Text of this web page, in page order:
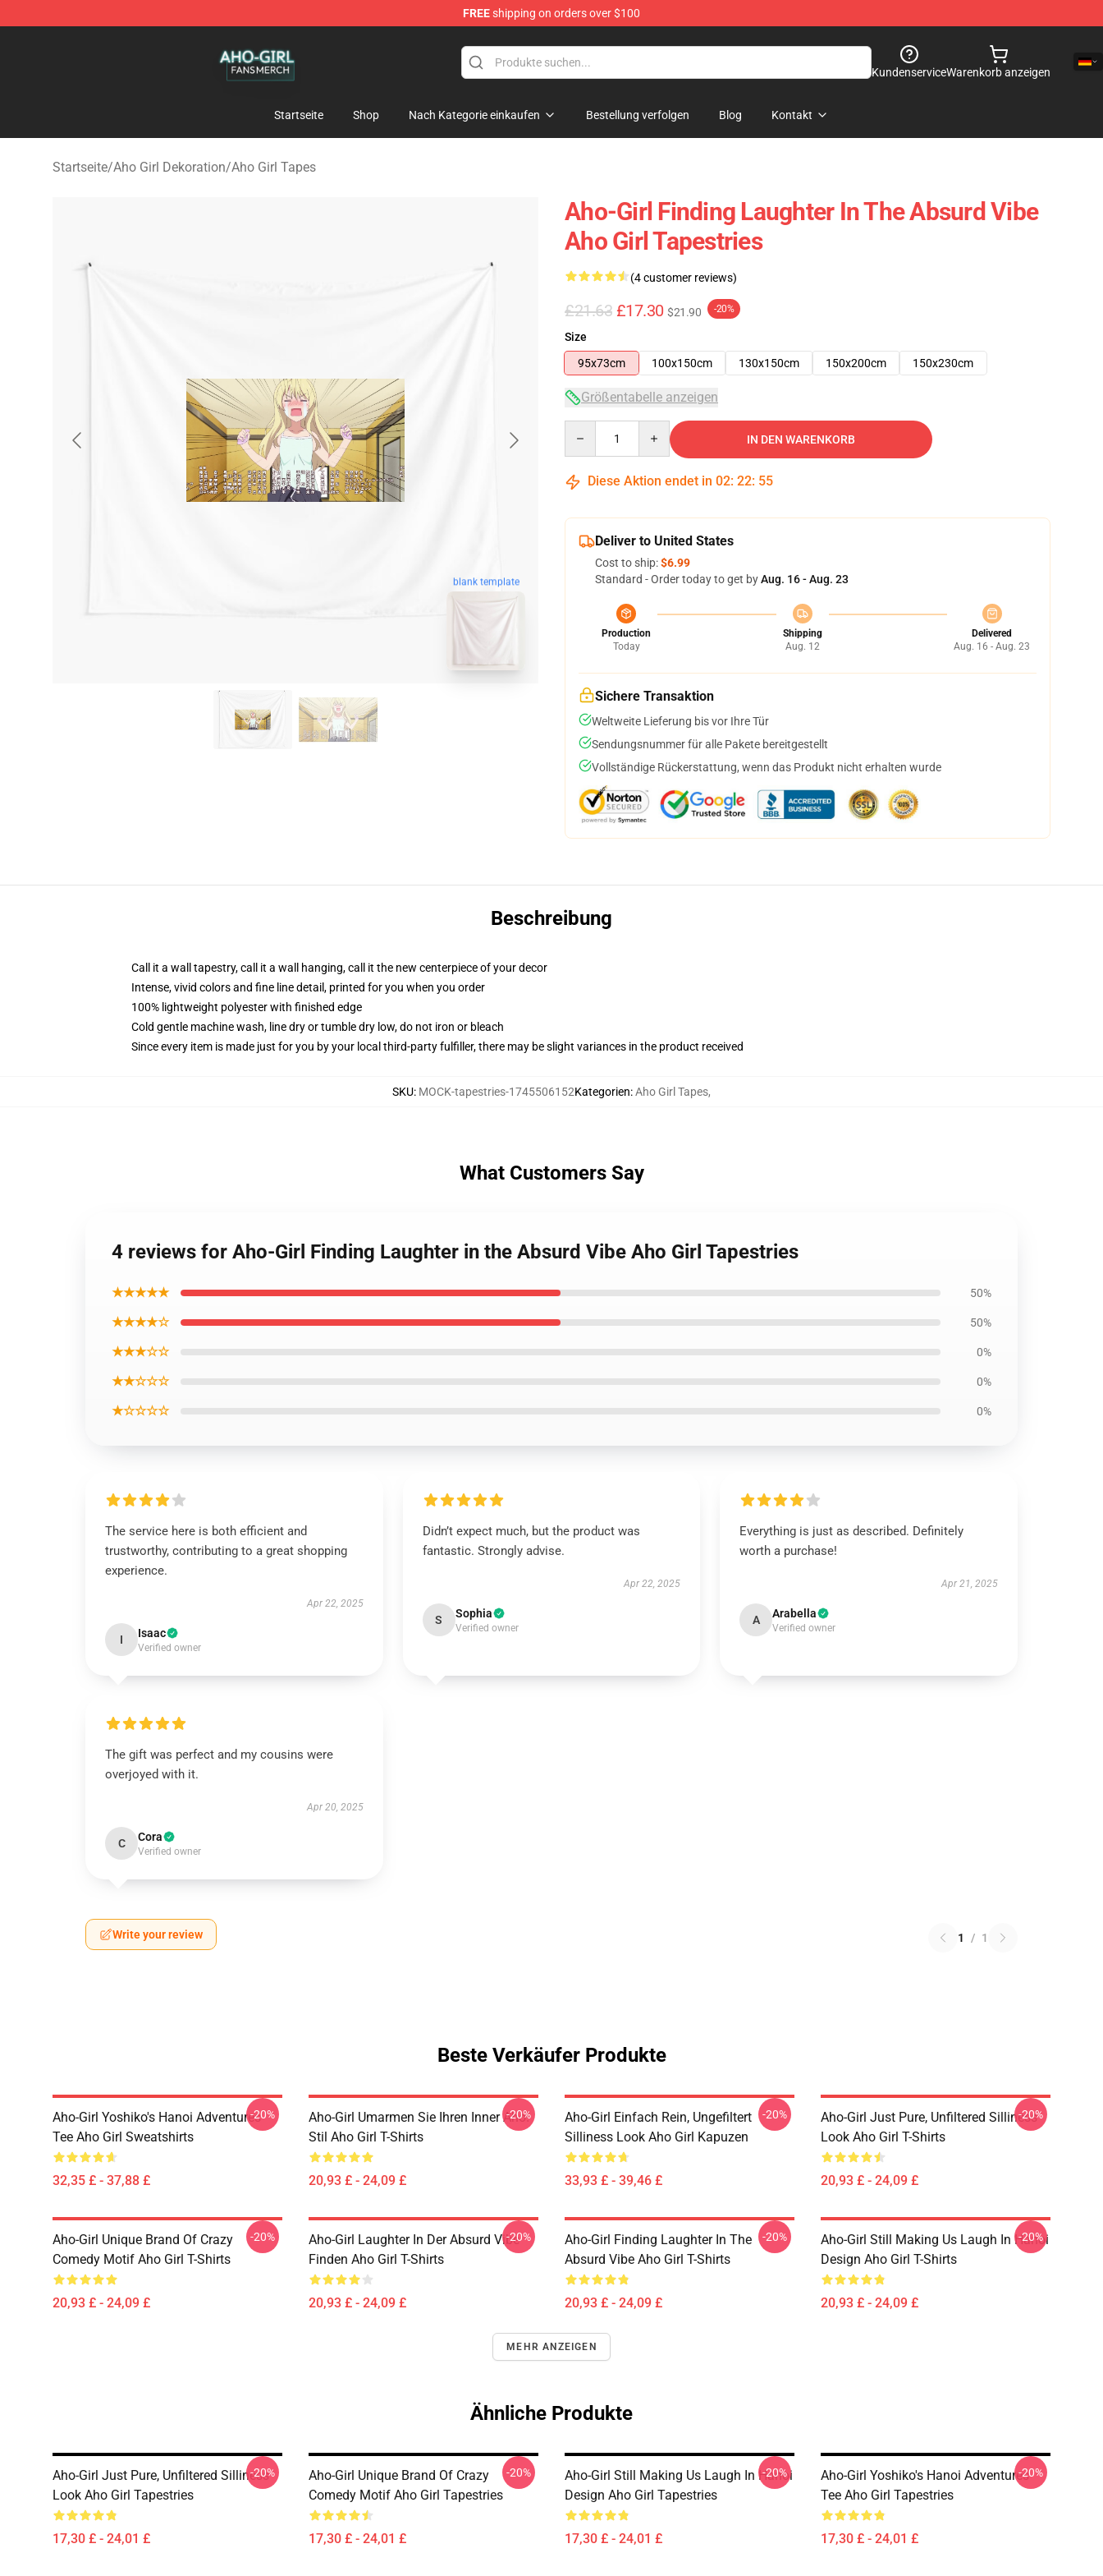
FREEshipping on orders over $100
KundenserviceWarenkorb anzeigen
Startseite Shop Nach Kategorie einkaufen Bestellung verfolgen Blog Kontakt
Startseite/Aho Girl Dekoration/Aho Girl Tapes
blank template
Aho-Girl Finding Laughter In The Absurd Vibe
Aho Girl Tapestries
(4 customer reviews)
£21.63 £17.30 $21.90 -20%
Size
95x73cm
100x150cm 130x150cm 150x200cm 150x230cm
Größentabelle anzeigen
IN DEN WARENKORB
Diese Aktion endet in 02: 22: 54
Deliver to United States
Cost to ship:$6.99
Standard - Order today to get byAug. 16 - Aug. 23
Production
Today
Shipping
Aug. 12
Delivered
Aug. 16 - Aug. 23
Sichere Transaktion
Weltweite Lieferung bis vor Ihre Tür
Sendungsnummer für alle Pakete bereitgestellt
Vollständige Rückerstattung, wenn das Produkt nicht erhalten wurde
Beschreibung
Call it a wall tapestry, call it a wall hanging, call it the new centerpiece of your decor
Intense, vivid colors and fine line detail, printed for you when you order
100% lightweight polyester with finished edge
Cold gentle machine wash, line dry or tumble dry low, do not iron or bleach
Since every item is made just for you by your local third-party fulfiller, there may be slight variances in the product received
SKU: MOCK-tapestries-1745506152Kategorien:Aho Girl Tapes,
What Customers Say
4 reviews for Aho-Girl Finding Laughter in the Absurd Vibe Aho Girl Tapestries
★★★★★ 50%
★★★★☆ 50%
★★★☆☆ 0%
★★☆☆☆ 0%
★☆☆☆☆ 0%
The service here is both efficient and
trustworthy, contributing to a great shopping
experience.
Apr 22, 2025
I Isaac
Verified owner
Didn’t expect much, but the product was
fantastic. Strongly advise.
Apr 22, 2025
S Sophia
Verified owner
Everything is just as described. Definitely
worth a purchase!
Apr 21, 2025
A Arabella
Verified owner
The gift was perfect and my cousins were
overjoyed with it.
Apr 20, 2025
C Cora
Verified owner
Write your review 1 / 1
Beste Verkäufer Produkte
Aho-Girl Yoshiko's Hanoi Adventures
Tee Aho Girl Sweatshirts
32,35 £ - 37,88 £
-20%
Aho-Girl Umarmen Sie Ihren Inner Aho!
Stil Aho Girl T-Shirts
20,93 £ - 24,09 £
-20%
Aho-Girl Einfach Rein, Ungefiltert
Silliness Look Aho Girl Kapuzen
33,93 £ - 39,46 £
-20%
Aho-Girl Just Pure, Unfiltered Silliness
Look Aho Girl T-Shirts
20,93 £ - 24,09 £
-20%
Aho-Girl Unique Brand Of Crazy
Comedy Motif Aho Girl T-Shirts
20,93 £ - 24,09 £
-20%
Aho-Girl Laughter In Der Absurd Vibe
Finden Aho Girl T-Shirts
20,93 £ - 24,09 £
-20%
Aho-Girl Finding Laughter In The
Absurd Vibe Aho Girl T-Shirts
20,93 £ - 24,09 £
-20%
Aho-Girl Still Making Us Laugh In Hanoi
Design Aho Girl T-Shirts
20,93 £ - 24,09 £
-20%
MEHR ANZEIGEN
Ähnliche Produkte
Aho-Girl Just Pure, Unfiltered Silliness
Look Aho Girl Tapestries
17,30 £ - 24,01 £
-20%
Aho-Girl Unique Brand Of Crazy
Comedy Motif Aho Girl Tapestries
17,30 £ - 24,01 £
-20%
Aho-Girl Still Making Us Laugh In Hanoi
Design Aho Girl Tapestries
17,30 £ - 24,01 £
-20%
Aho-Girl Yoshiko's Hanoi Adventures
Tee Aho Girl Tapestries
17,30 £ - 24,01 £
-20%